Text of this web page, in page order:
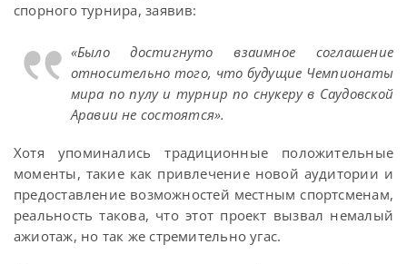
спорного турнира, заявив:
«Было достигнуто взаимное соглашение
относительно того, что будущие Чемпионаты
мира по пулу и турнир по снукеру в Саудовской
Аравии не состоятся».
Хотя упоминались традиционные положительные
моменты, такие как привлечение новой аудитории и
предоставление возможностей местным спортсменам,
реальность такова, что этот проект вызвал немалый
ажиотаж, но так же стремительно угас.